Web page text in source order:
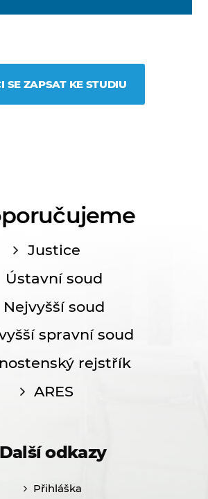
SE ZAPSAT KE STUDIU
Justice
Ústavní soud
Nejvyšší soud
spravní soud
rejstřík
ARES
Další odkazy
Přihláška